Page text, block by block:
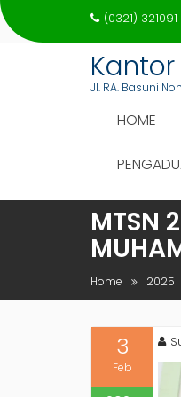
Skip
to
(0321) 321091
Jl. RA. Basuni
HOME
MTSN
Home 2025
3
Feb